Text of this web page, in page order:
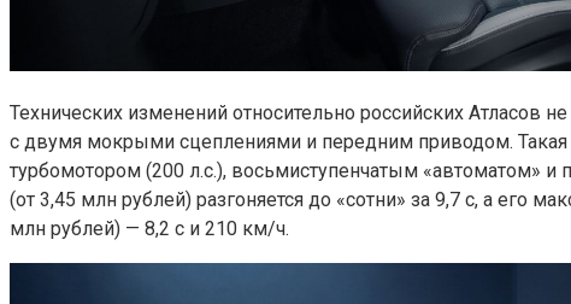
Технических изменений относительно российских Атласов
с двумя мокрыми сцеплениями и передним приводом.
турбомотором (200 л.с.), восьмиступенчатым «автоматом»
(от 3,45 млн рублей) разгоняется до «сотни» за 9,7 с, а его
млн рублей) — 8,2 с и 210 км/ч.